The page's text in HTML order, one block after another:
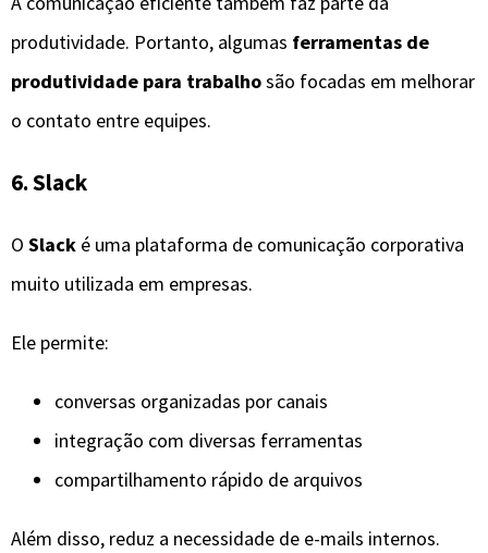
produtividade. Portanto, algumas ferramentas de
produtividade para trabalhosão focadas em melhorar
o contato entre equipes.
6. Slack
O Slack é uma plataforma de comunicação corporativa
muito utilizada em empresas.
Ele permite:
conversas organizadas por canais
integração com diversas ferramentas
compartilhamento rápido de arquivos
Além disso, reduz a necessidade de e-mails internos.